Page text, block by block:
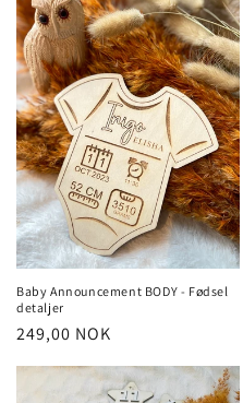
Baby Announcement BODY - Fødsel
detaljer
Vanlig
pris
249,00 NOK